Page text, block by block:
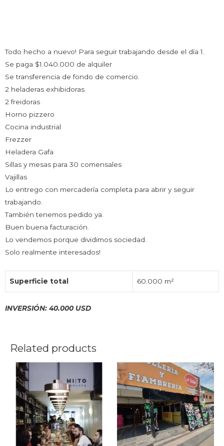
Todo hecho a nuevo! Para seguir trabajando desde el día 1.
Se paga $1.040.000 de alquiler
Se transferencia de fondo de comercio.
2 heladeras exhibidoras
2 freidoras
Horno pizzero
Cocina industrial
Frezzer
Heladera Gafa
Sillas y mesas para 30 comensales
Vajillas
Lo entrego con mercadería completa para abrir y seguir
trabajando.
También tenemos pedido ya.
Buen buena facturación.
Lo vendemos porque dividimos sociedad.
Solo realmente interesados!
Superficie total 60.000 m²
INVERSIÓN: 40.000 USD
Related products